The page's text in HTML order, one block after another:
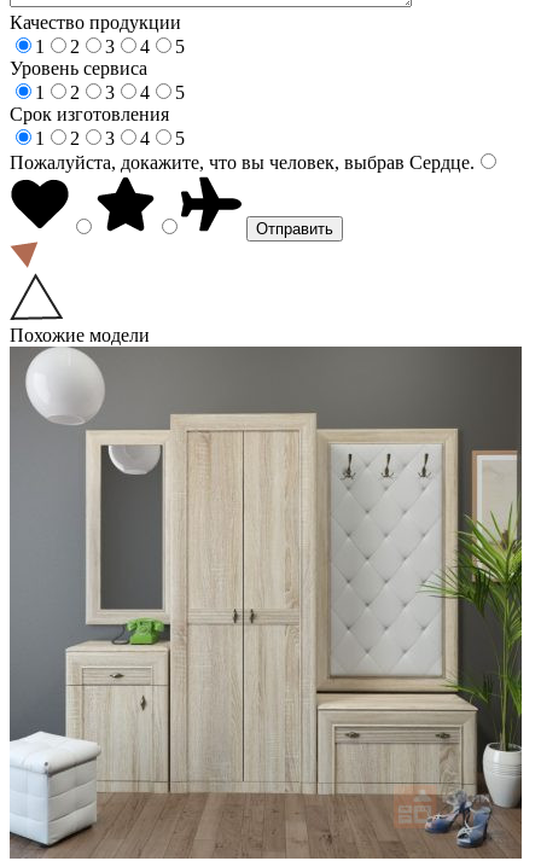
Качество продукции
1
2 3 4
5
Уровень сервиса
1
2 3 4
5
Срок изготовления
1
2 3 4
5
Пожалуйста, докажите, что вы человек, выбрав Сердце.
Похожие модели